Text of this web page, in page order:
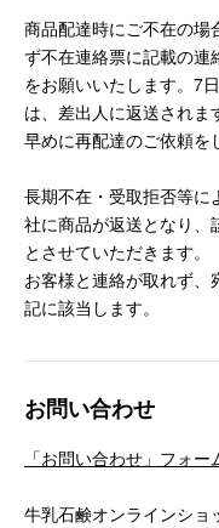
商品配達時にご不在の場
ず不在連絡票に記載の連
をお願いいたします。7
は、差出人に返送され
早めに再配達のご依頼を
長期不在・受取拒否等に
社に商品が返送となり、
とさせていただきます。
お客様と連絡が取れず
記に該当します。
お問い合わせ
「お問い合わせ」フォー
牛乳石鹸オンラインシ